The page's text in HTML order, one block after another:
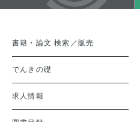
書籍・論文 検索／販売
でんきの礎
求人情報